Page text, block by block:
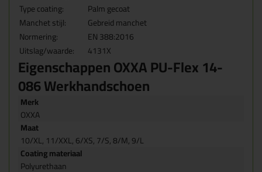
Type coating:
Palm gecoat
Manchet stijl:
Gebreid manchet
Normering:
EN 388:2016
Uitslag/waarde:
4131X
Eigenschappen OXXA PU-Flex 14-
086 Werkhandschoen
Merk
OXXA
Maat
10/XL, 11/XXL, 6/XS, 7/S, 8/M, 9/L
Coating materiaal
Polyurethaan